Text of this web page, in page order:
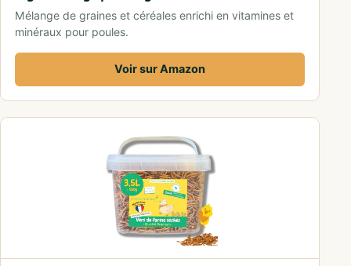
Mélange de graines et céréales enrichi en vitamines et
minéraux pour poules.
Voir sur Amazon